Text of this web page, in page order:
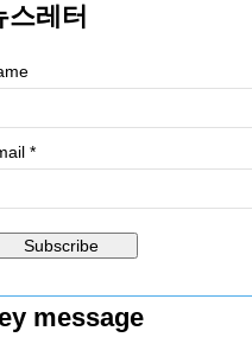
스레터
*
message